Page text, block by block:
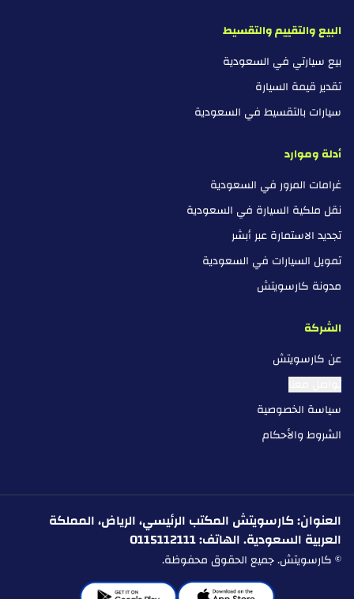
البيع والتقييم والتقسيط
بيع سيارتي في السعودية
تقدير قيمة السيارة
سيارات بالتقسيط في السعودية
أدلة وموارد
غرامات المرور في السعودية
نقل ملكية السيارة في السعودية
تجديد الاستمارة عبر أبشر
تمويل السيارات في السعودية
مدونة كارسويتش
الشركة
عن كارسويتش
تواصل معنا
سياسة الخصوصية
الشروط والأحكام
العنوان: كارسويتش المكتب الرئيسي، الرياض، المملكة
العربية السعودية. الهاتف: 0115112111
© كارسويتش. جميع الحقوق محفوظة.